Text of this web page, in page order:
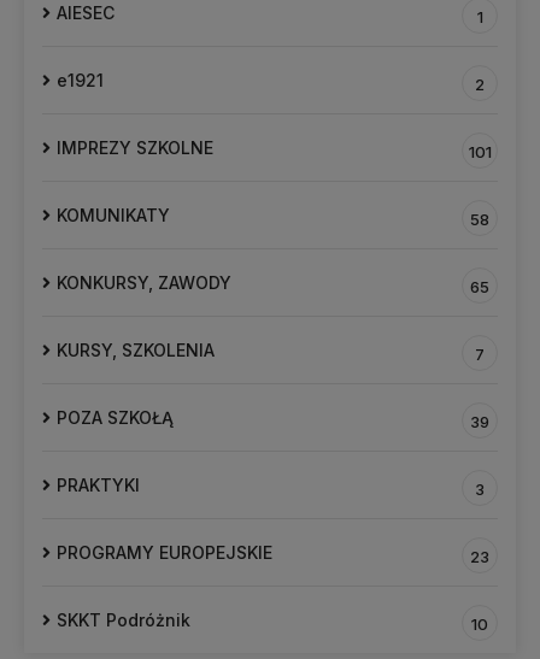
AIESEC 1
e1921 2
IMPREZY SZKOLNE 101
KOMUNIKATY 58
KONKURSY, ZAWODY 65
KURSY, SZKOLENIA 7
POZA SZKOŁĄ 39
PRAKTYKI 3
PROGRAMY EUROPEJSKIE 23
SKKT Podróżnik 10